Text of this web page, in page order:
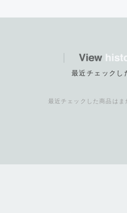
最近チェックし
最近チェックした商品はま